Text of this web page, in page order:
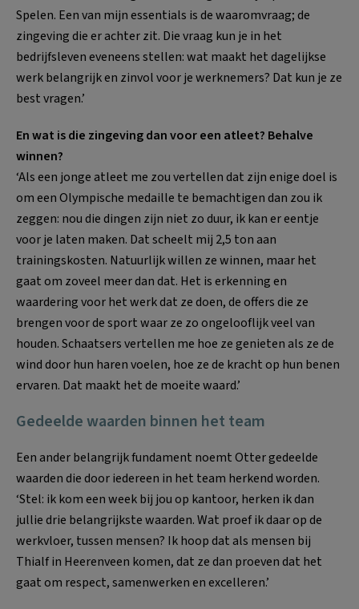
Spelen. Een van mijn essentials is de waaromvraag; de
zingeving die er achter zit. Die vraag kun je in het
bedrijfsleven eveneens stellen: wat maakt het dagelijkse
werk belangrijk en zinvol voor je werknemers? Dat kun je ze
best vragen.’
En wat is die zingeving dan voor een atleet? Behalve
winnen?
‘Als een jonge atleet me zou vertellen dat zijn enige doel is
om een Olympische medaille te bemachtigen dan zou ik
zeggen: nou die dingen zijn niet zo duur, ik kan er eentje
voor je laten maken. Dat scheelt mij 2,5 ton aan
trainingskosten. Natuurlijk willen ze winnen, maar het
gaat om zoveel meer dan dat. Het is erkenning en
waardering voor het werk dat ze doen, de offers die ze
brengen voor de sport waar ze zo ongelooflijk veel van
houden. Schaatsers vertellen me hoe ze genieten als ze de
wind door hun haren voelen, hoe ze de kracht op hun benen
ervaren. Dat maakt het de moeite waard.’
Gedeelde waarden binnen het team
Een ander belangrijk fundament noemt Otter gedeelde
waarden die door iedereen in het team herkend worden.
‘Stel: ik kom een week bij jou op kantoor, herken ik dan
jullie drie belangrijkste waarden. Wat proef ik daar op de
werkvloer, tussen mensen? Ik hoop dat als mensen bij
Thialf in Heerenveen komen, dat ze dan proeven dat het
gaat om respect, samenwerken en excelleren.’